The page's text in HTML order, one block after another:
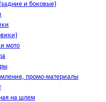
и боковые)
мото
промо-материалы
на шлем